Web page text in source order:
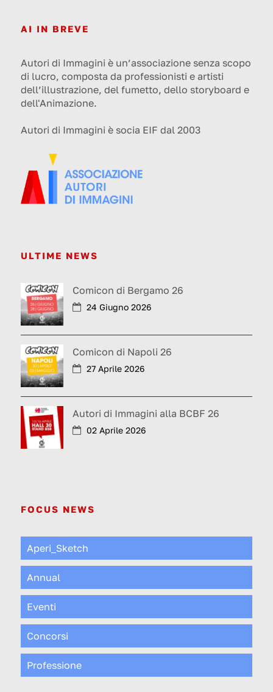
AI IN BREVE
Autori di Immagini è un’associazione senza scopo
di lucro, composta da professionisti e artisti
dell’illustrazione, del fumetto, dello storyboard e
dell'Animazione.
Autori di Immagini è socia EIF dal 2003
ULTIME NEWS
Comicon di Bergamo 26
24 Giugno 2026
Comicon di Napoli 26
27 Aprile 2026
Autori di Immagini alla BCBF 26
02 Aprile 2026
FOCUS NEWS
Aperi_Sketch
Annual
Eventi
Concorsi
Professione